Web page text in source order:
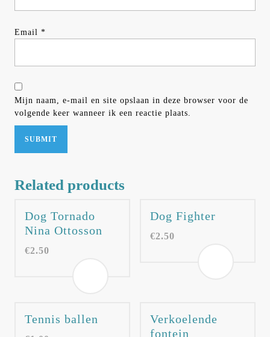
Email *
Mijn naam, e-mail en site opslaan in deze browser voor de
volgende keer wanneer ik een reactie plaats.
Related products
Dog Tornado
Nina Ottosson
€2.50
Dog Fighter
€2.50
Tennis ballen
Verkoelende
fontein